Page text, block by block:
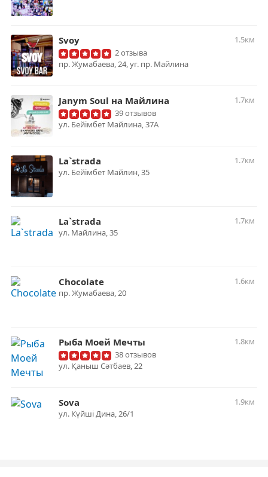
Svoy
1.5км
2 отзыва
пр. Жумабаева, 24, уг. пр. Майлина
Janym Soul на Майлина
1.7км
39 отзывов
ул. Бейімбет Майлина, 37А
La`strada
1.7км
ул. ​Бейімбет Майлин, 35
La`strada
1.7км
ул. Майлина, 35
Chocolate
1.6км
пр. Жумабаева, 20
Рыба Моей Мечты
1.8км
38 отзывов
ул. Қаныш Сәтбаев, 22
Sova
1.9км
ул. ​Күйші Дина, 26/1